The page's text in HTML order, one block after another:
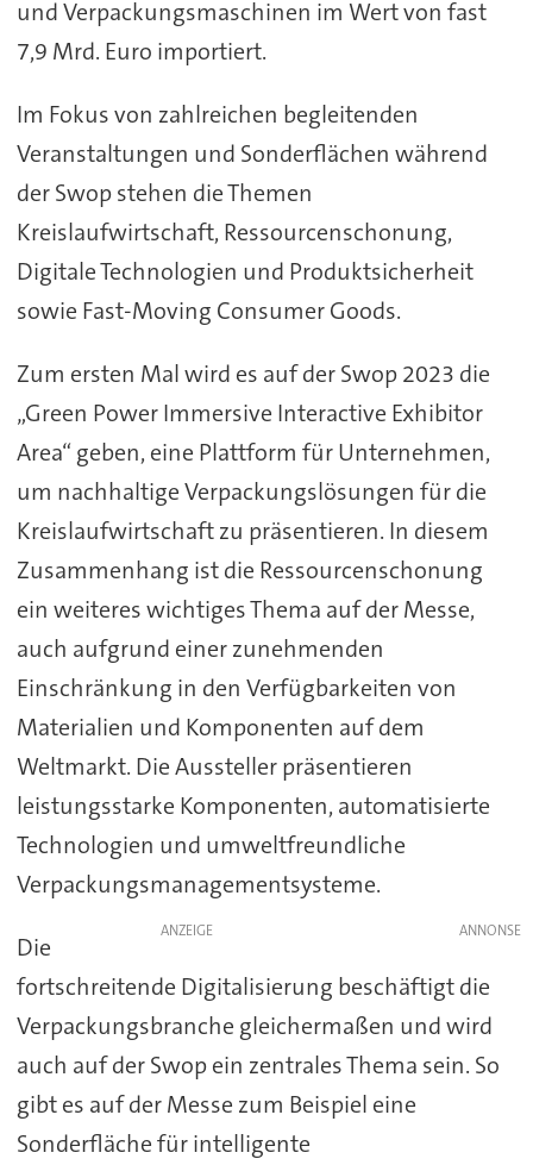
und Verpackungsmaschinen im Wert von fast
7,9 Mrd. Euro importiert.
Im Fokus von zahlreichen begleitenden
Veranstaltungen und Sonderflächen während
der Swop stehen die Themen
Kreislaufwirtschaft, Ressourcenschonung,
Digitale Technologien und Produktsicherheit
sowie Fast-Moving Consumer Goods.
Zum ersten Mal wird es auf der Swop 2023 die
„Green Power Immersive Interactive Exhibitor
Area“ geben, eine Plattform für Unternehmen,
um nachhaltige Verpackungslösungen für die
Kreislaufwirtschaft zu präsentieren. In diesem
Zusammenhang ist die Ressourcenschonung
ein weiteres wichtiges Thema auf der Messe,
auch aufgrund einer zunehmenden
Einschränkung in den Verfügbarkeiten von
Materialien und Komponenten auf dem
Weltmarkt. Die Aussteller präsentieren
leistungsstarke Komponenten, automatisierte
Technologien und umweltfreundliche
Verpackungsmanagementsysteme.
ANZEIGE
Die
fortschreitende Digitalisierung beschäftigt die
Verpackungsbranche gleichermaßen und wird
auch auf der Swop ein zentrales Thema sein. So
gibt es auf der Messe zum Beispiel eine
Sonderfläche für intelligente